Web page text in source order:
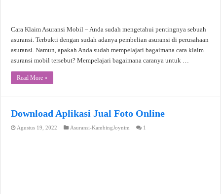
Cara Klaim Asuransi Mobil – Anda sudah mengetahui pentingnya sebuah
asuransi. Terbukti dengan sudah adanya pembelian asuransi di perusahaan
asuransi. Namun, apakah Anda sudah mempelajari bagaimana cara klaim
asuransi mobil tersebut? Mempelajari bagaimana caranya untuk …
Read More »
Download Aplikasi Jual Foto Online
Agustus 19, 2022 Asuransi-KambingJoynim 1